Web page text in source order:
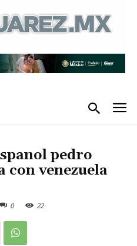
pedro
con venezuela
0 22